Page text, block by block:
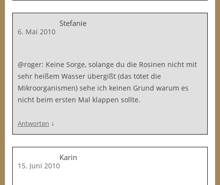
Stefanie
6. Mai 2010
@roger: Keine Sorge, solange du die Rosinen nicht mit
sehr heißem Wasser übergißt (das tötet die
Mikroorganismen) sehe ich keinen Grund warum es
nicht beim ersten Mal klappen sollte.
Antworten ↓
Karin
15. Juni 2010